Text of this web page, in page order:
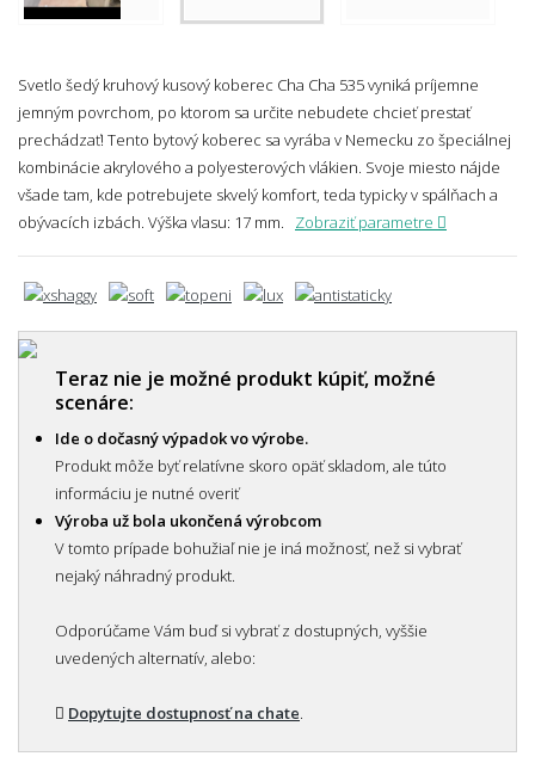
Svetlo šedý kruhový kusový koberec Cha Cha 535 vyniká príjemne
jemným povrchom, po ktorom sa určite nebudete chcieť prestať
prechádzať! Tento bytový koberec sa vyrába v Nemecku zo špeciálnej
kombinácie akrylového a polyesterových vlákien. Svoje miesto nájde
všade tam, kde potrebujete skvelý komfort, teda typicky v spálňach a
obývacích izbách. Výška vlasu: 17 mm. Zobraziť parametre
Teraz nie je možné produkt kúpiť, možné
scenáre:
Ide o dočasný výpadok vo výrobe.
Produkt môže byť relatívne skoro opäť skladom, ale túto
informáciu je nutné overiť
Výroba už bola ukončená výrobcom
V tomto prípade bohužiaľ nie je iná možnosť, než si vybrať
nejaký náhradný produkt.
Odporúčame Vám buď si vybrať z dostupných, vyššie
uvedených alternatív, alebo:
Dopytujte dostupnosť na chate